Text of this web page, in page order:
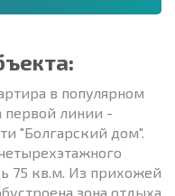
в популярном
первой линии -
"Болгарский дом".
75 кв.м. Из прихожей
зона отдыха